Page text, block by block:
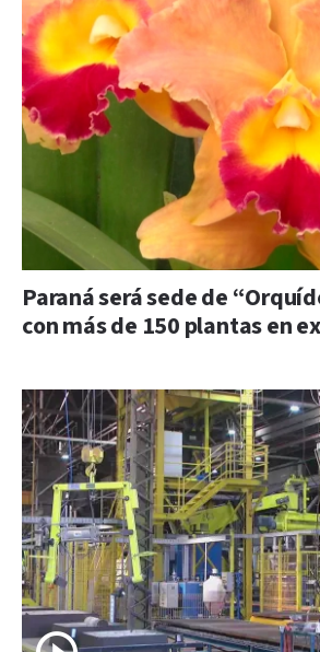
Paraná será sede de
con más de 150 plantas en